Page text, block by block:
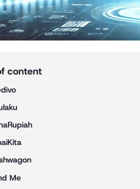
content
Me